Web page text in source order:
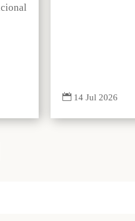
 14 Jul 2026